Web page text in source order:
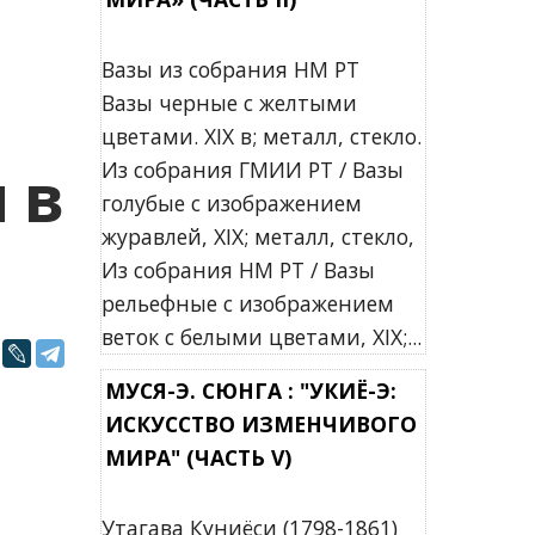
в
Вазы из собрания НМ РТ
Вазы черные с желтыми
цветами. XIX в; металл, стекло.
Из собрания ГМИИ РТ / Вазы
голубые с изображением
журавлей, XIX; металл, стекло,
Из собрания НМ РТ / Вазы
рельефные с изображением
веток с белыми цветами, XIX;...
МУСЯ-Э. СЮНГА : "УКИЁ-Э:
ИСКУССТВО ИЗМЕНЧИВОГО
МИРА" (ЧАСТЬ V)
Утагава Куниёси (1798-1861)